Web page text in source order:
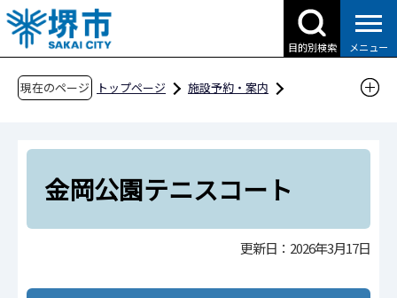
こ
の
ペ
目的別検索 メニュー
現在のページ トップページ
施設予約・案内
テニスコート
金岡公園テニスコート
金岡公園テニスコート
更新日：2026年3月17日